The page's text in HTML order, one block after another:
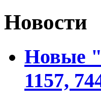
Новости
Новые
1157,